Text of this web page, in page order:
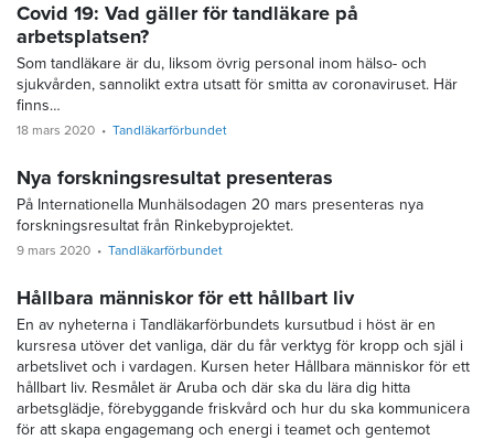
Covid 19: Vad gäller för tandläkare på
arbetsplatsen?
Som tandläkare är du, liksom övrig personal inom hälso- och
sjukvården, sannolikt extra utsatt för smitta av coronaviruset. Här
finns…
18 mars 2020 Tandläkarförbundet
Nya forskningsresultat presenteras
På Internationella Munhälsodagen 20 mars presenteras nya
forskningsresultat från Rinkebyprojektet.
9 mars 2020 Tandläkarförbundet
Hållbara människor för ett hållbart liv
En av nyheterna i Tandläkarförbundets kursutbud i höst är en
kursresa utöver det vanliga, där du får verktyg för kropp och själ i
arbetslivet och i vardagen. Kursen heter Hållbara människor för ett
hållbart liv. Resmålet är Aruba och där ska du lära dig hitta
arbetsglädje, förebyggande friskvård och hur du ska kommunicera
för att skapa engagemang och energi i teamet och gentemot